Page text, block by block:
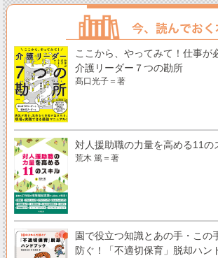
ここから、やってみて！仕事
介護リーダー７つの勘所
髙口光子＝著
対人援助職の力量を高める11の
荒木 篤＝著
園で役立つ知識とあの手・こ
防ぐ！「不適切保育」脱却ハン